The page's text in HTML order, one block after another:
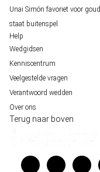
Unai Simón favoriet voor
staat buitenspel
Help
Wedgidsen
Kenniscentrum
Veelgestelde vragen
Verantwoord wedden
Over ons
Terug naar boven